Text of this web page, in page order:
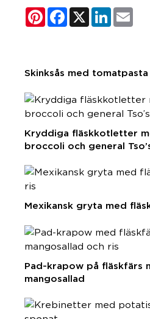
PinterestFacebook
X LinkedIn
Skinksås med tomatpasta
Kryddiga fläskkotletter
broccoli och general
Mexikansk gryta med
Pad-krapow på fläskfärs
mangosallad